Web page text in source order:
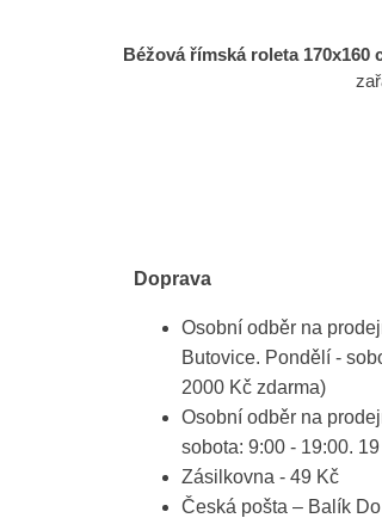
Béžová římská roleta 170x160
Doprava
Osobní odběr na
Butovice. Pondělí -
2000 Kč zdarma)
Osobní odběr na
sobota: 9:00 - 19:00.
Zásilkovna - 49 Kč
Česká pošta – Balík